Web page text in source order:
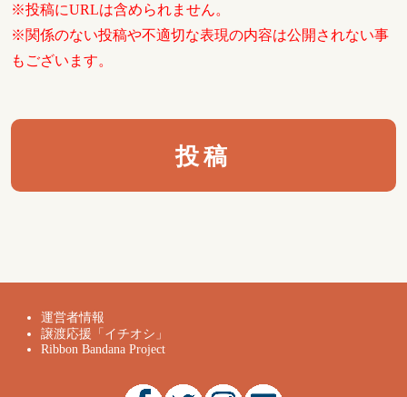
※投稿にURLは含められません。
※関係のない投稿や不適切な表現の内容は公開されない事
もございます。
運営者情報
譲渡応援「イチオシ」
Ribbon Bandana Project